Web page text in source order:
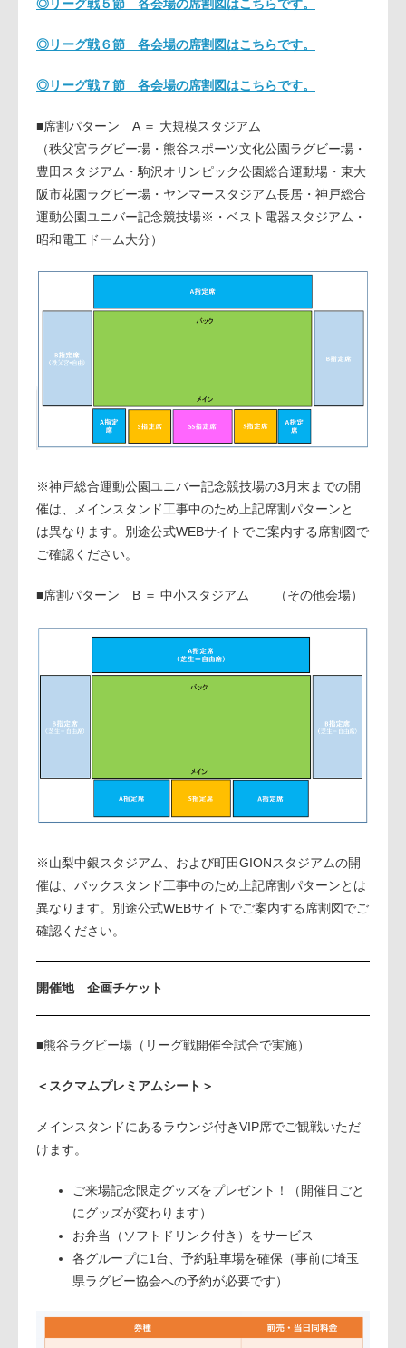
◎リーグ戦５節 各会場の席割図はこちらです。
◎リーグ戦６節 各会場の席割図はこちらです。
◎リーグ戦７節 各会場の席割図はこちらです。
■席割パターン A ＝ 大規模スタジアム
（秩父宮ラグビー場・熊谷スポーツ文化公園ラグビー場・
豊田スタジアム・駒沢オリンピック公園総合運動場・東大
阪市花園ラグビー場・ヤンマースタジアム長居・神戸総合
運動公園ユニバー記念競技場※・ベスト電器スタジアム・
昭和電工ドーム大分）
※神戸総合運動公園ユニバー記念競技場の3月末までの開
催は、メインスタンド工事中のため上記席割パターンと
は異なります。別途公式WEBサイトでご案内する席割図で
ご確認ください。
■席割パターン B ＝ 中小スタジアム （その他会場）
※山梨中銀スタジアム、および町田GIONスタジアムの開
催は、バックスタンド工事中のため上記席割パターンとは
異なります。別途公式WEBサイトでご案内する席割図でご
確認ください。
開催地 企画チケット
■熊谷ラグビー場（リーグ戦開催全試合で実施）
＜スクマムプレミアムシート＞
メインスタンドにあるラウンジ付きVIP席でご観戦いただ
けます。
ご来場記念限定グッズをプレゼント！（開催日ごと
にグッズが変わります）
お弁当（ソフトドリンク付き）をサービス
各グループに1台、予約駐車場を確保（事前に埼玉
県ラグビー協会への予約が必要です）